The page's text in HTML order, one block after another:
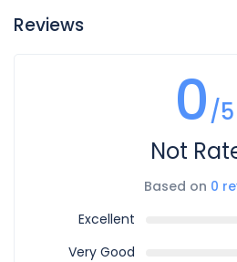
Reviews
0/5
Not
Based on 0
Excellent
Very Good